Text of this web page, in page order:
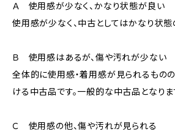
Ａ 使用感が少なく、かなり状態が良い
使用感が少なく、中古としてはかなり状態
Ｂ 使用感はあるが、傷や汚れが少ない
全体的に使用感・着用感が見られるもの
ける中古品です。一般的な中古品となりま
Ｃ 使用感の他、傷や汚れが見られる